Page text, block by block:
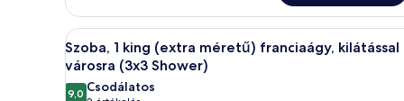
(Hearing)
méretű)
franciaágy,
sarok
(Hearing)
részletei
A
következő
szoba
Prémium ágynemű,
6
Szoba, 1 king (extra méretű) franciaágy, kilátással
városra (3x3 Shower)
9,0 Csodálatos